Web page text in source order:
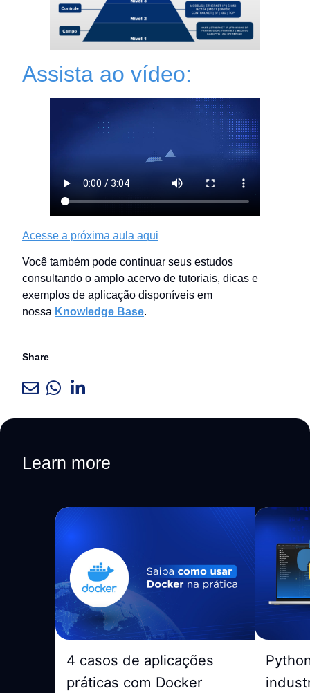
Assista ao vídeo:
Acesse a próxima aula aqui
Você também pode continuar seus estudos
consultando o amplo acervo de tutoriais, dicas e
exemplos de aplicação disponíveis em
nossa Knowledge Base.
Share
Learn more
4 casos de aplicações
práticas com Docker